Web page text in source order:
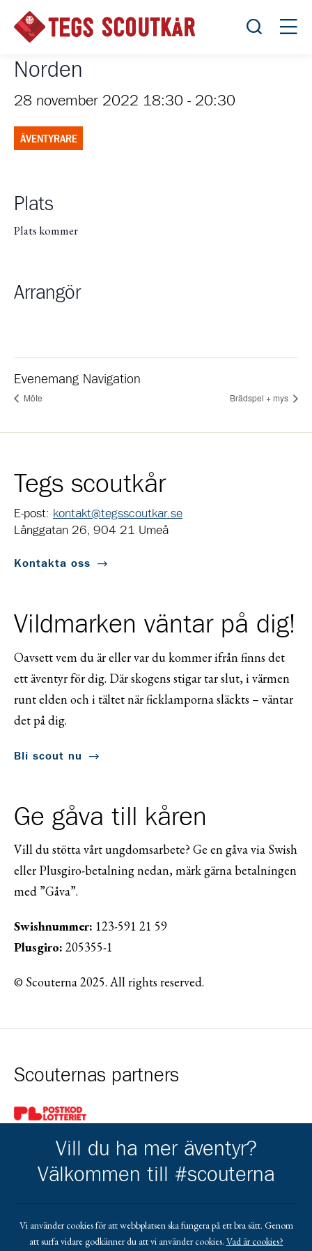
Öppna
Norden
28 november 2022 18:30 - 20:30
ÄVENTYRARE
Plats
Plats kommer
Arrangör
Evenemang Navigation
Möte Brädspel + mys
Tegs scoutkår
E-post: kontakt@tegsscoutkar.se
Långgatan 26, 904 21 Umeå
Kontakta oss
Vildmarken väntar på dig!
Oavsett vem du är eller var du kommer ifrån finns det
ett äventyr för dig. Där skogens stigar tar slut, i värmen
runt elden och i tältet när ficklamporna släckts – väntar
det på dig.
Bli scout nu
Ge gåva till kåren
Vill du stötta vårt ungdomsarbete? Ge en gåva via Swish
eller Plusgiro-betalning nedan, märk gärna betalningen
med ”Gåva”.
Swishnummer: 123-591 21 59
Plusgiro: 205355-1
© Scouterna 2025. All rights reserved.
Scouternas partners
Gå till pl_50
Kårens partners
Vill du ha mer äventyr?
Välkommen till #scouterna
Vi använder cookies för att webbplatsen ska fungera på ett bra sätt. Genom
att surfa vidare godkänner du att vi använder cookies. Vad är cookies?